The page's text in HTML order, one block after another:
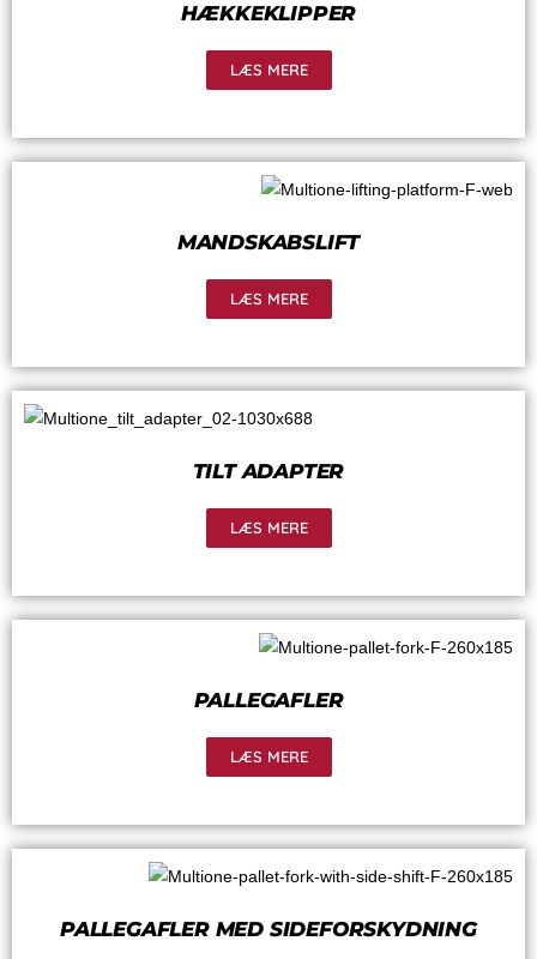
HÆKKEKLIPPER
LÆS MERE
MANDSKABSLIFT
LÆS MERE
TILT ADAPTER
LÆS MERE
PALLEGAFLER
LÆS MERE
PALLEGAFLER MED SIDEFORSKYDNING